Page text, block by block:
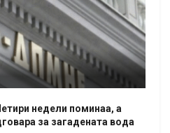
недели поминаа, а
за загадената вода